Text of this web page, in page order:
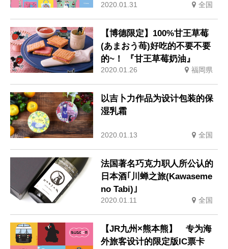
2020.01.31 全国
【博德限定】100%甘王草莓
(あまおう苺)好吃的不要不要
的~！ 『甘王草莓奶油』
2020.01.26 福岡県
以吉卜力作品为设计包装的保
湿乳霜
2020.01.13 全国
法国著名巧克力职人所公认的
日本酒｢川蝉之旅(Kawaseme
no Tabi)｣
2020.01.11 全国
【JR九州×熊本熊】 专为海
外旅客设计的限定版IC票卡